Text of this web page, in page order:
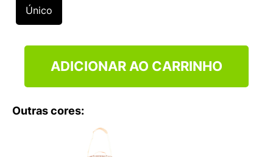
Único
ADICIONAR AO CARRINHO
Outras cores:
º
NEW 530
10º VANS TÊNIS VANS ULTRARANGE